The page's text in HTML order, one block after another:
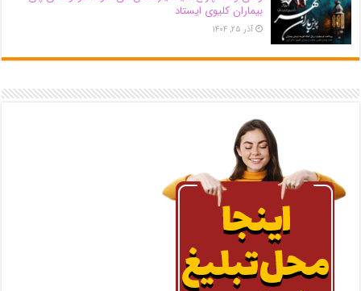
بیماران کلیوی ایستاد
آذر ۲۵, ۱۴۰۴